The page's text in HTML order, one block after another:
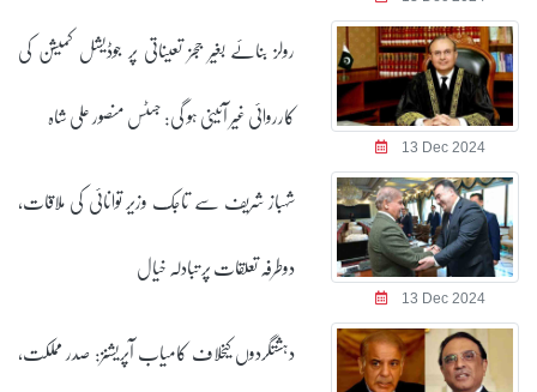
13 Dec 2024
رولز بنائے بغیر ججز تعیناتی پر جوڈیشل کمیشن کی
کارروائی غیر آئینی ہو گی: جسٹس منصور علی شاہ
13 Dec 2024
شہباز شریف سے تاجک وزیر توانائی کی ملاقات،
دوطرفہ تعلقات پر تبادلہ خیال
دہشتگردوں کیخلاف کامیاب آپریشنز: صدر مملکت،